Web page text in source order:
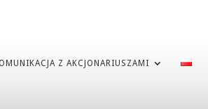
Z AKCJONARIUSZAMI